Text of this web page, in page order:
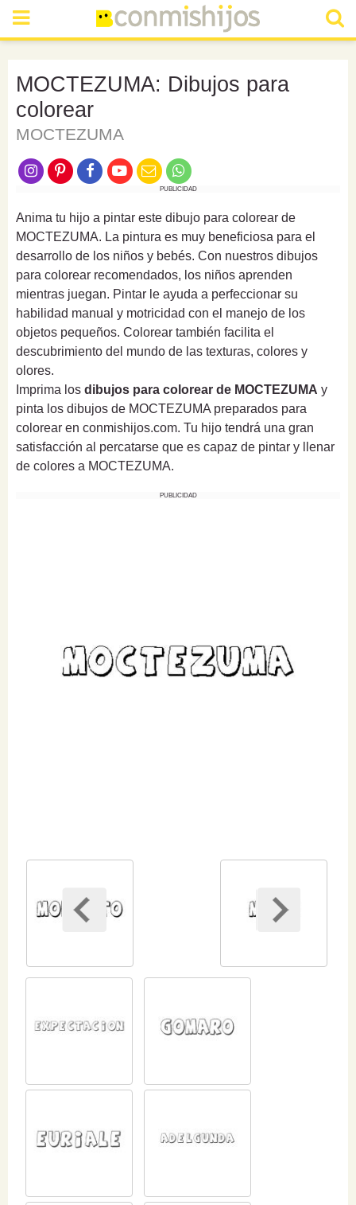
MOCTEZUMA: Dibujos para
colorear
MOCTEZUMA
PUBLICIDAD
Anima tu hijo a pintar este dibujo para colorear de
MOCTEZUMA. La pintura es muy beneficiosa para el
desarrollo de los niños y bebés. Con nuestros dibujos
para colorear recomendados, los niños aprenden
mientras juegan. Pintar le ayuda a perfeccionar su
habilidad manual y motricidad con el manejo de los
objetos pequeños. Colorear también facilita el
descubrimiento del mundo de las texturas, colores y
olores.
Imprima los dibujos para colorear de MOCTEZUMA y
pinta los dibujos de MOCTEZUMA preparados para
colorear en conmishijos.com. Tu hijo tendrá una gran
satisfacción al percatarse que es capaz de pintar y llenar
de colores a MOCTEZUMA.
PUBLICIDAD